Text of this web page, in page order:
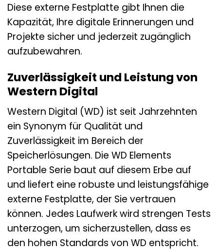
Diese externe Festplatte gibt Ihnen die
Kapazität, Ihre digitale Erinnerungen und
Projekte sicher und jederzeit zugänglich
aufzubewahren.
Zuverlässigkeit und Leistung von
Western Digital
Western Digital (WD) ist seit Jahrzehnten
ein Synonym für Qualität und
Zuverlässigkeit im Bereich der
Speicherlösungen. Die WD Elements
Portable Serie baut auf diesem Erbe auf
und liefert eine robuste und leistungsfähige
externe Festplatte, der Sie vertrauen
können. Jedes Laufwerk wird strengen Tests
unterzogen, um sicherzustellen, dass es
den hohen Standards von WD entspricht.